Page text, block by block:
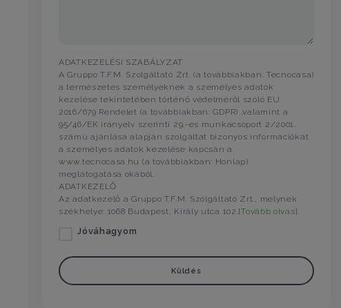
ADATKEZELÉSI SZABÁLYZAT
A Gruppo T.F.M. Szolgáltató Zrt. (a továbbiakban: Tecnocasa)
a természetes személyeknek a személyes adatok
kezelése tekintetében történő védelméről szóló EU
2016/679 Rendelet (a továbbiakban: GDPR) ,valamint a
95/46/EK irányelv szerinti 29.-es munkacsoport 2/2001.
számú ajánlása alapján szolgáltat bizonyos információkat
a személyes adatok kezelése kapcsán a
www.tecnocasa.hu (a továbbiakban: Honlap)
meglátogatása okából.
ADATKEZELŐ
Az adatkezelő a Gruppo T.F.M. Szolgáltató Zrt., melynek
székhelye: 1068 Budapest, Király utca 102.[Tovább olvas]
Jóváhagyom
Küldés